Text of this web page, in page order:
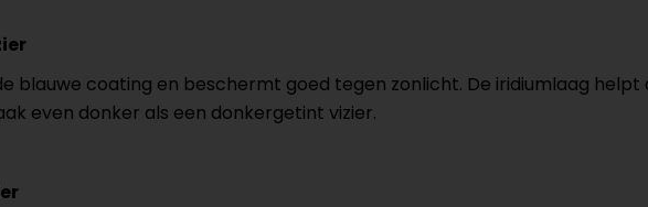
blauwe coating en beschermt goed tegen zonlicht. De iridiumlaag
even donker als een donkergetint vizier.